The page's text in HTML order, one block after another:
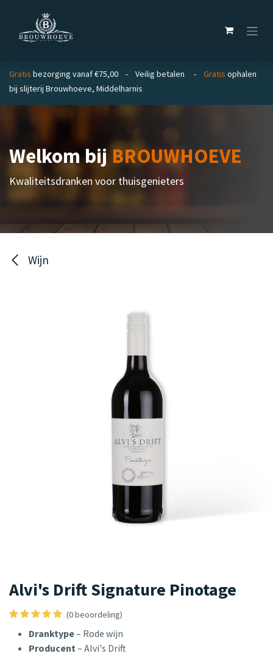
Gratis bezorging vanaf €75,00 - Veilig betalen - Gratis ophalen
bij slijterij Brouwhoeve, Middelharnis
Welkom bijBROUWHOEVE
Kwaliteitsdranken voor thuisgenieters
Wijn
Alvi's Drift Signature Pinotage
(0 beoordeling)
Dranktype– Rode wijn
Producent– Alvi's Drift